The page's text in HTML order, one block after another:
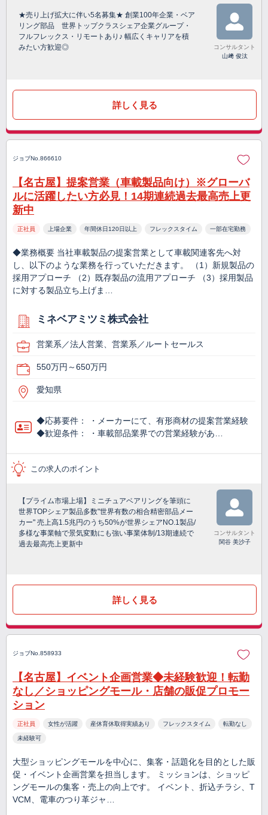
★売り上げ拡大に伴い5名募集★ 創業100年企業・ベア
リング部品 世界トップクラスシェア企業グループ・
フルフレックス・リモートあり♪ 幅広くキャリアを積
みたい方歓迎◎
コンサルタント
山﨑 俊汰
詳しく見る
ジョブNo.866610
【名古屋】提案営業（車載製品向け）※グローバ
ルに活躍したい方必見！14期連続過去最高売上更
新中
正社員 上場企業 年間休日120日以上 フレックスタイム 一部在宅勤務
◆業務概要 当社車載製品の提案営業として車載関連客先へ対
し、以下のような業務を行っていただきます。 （1）新規製品の
採用アプローチ （2）既存製品の流用アプローチ （3）採用製品
に対する製品立ち上げま…
ミネベアミツミ株式会社
営業系／法人営業、営業系／ルートセールス
550万円～650万円
愛知県
◆応募要件： ・メーカーにて、有形商材の提案営業経験
◆歓迎条件： ・車載部品業界での営業経験があ…
この求人のポイント
【プライム市場上場】ミニチュアベアリングを筆頭に
世界TOPシェア製品多数"世界有数の相合精密部品メー
カー" 売上高1.5兆円のうち50%が世界シェアNO.1製品/
多様な事業軸で景気変動にも強い事業体制/13期連続で
過去最高売上更新中
コンサルタント
関谷 美沙子
詳しく見る
ジョブNo.858933
【名古屋】イベント企画営業◆未経験歓迎！転勤
なし／ショッピングモール・店舗の販促プロモー
ション
正社員 女性が活躍 産休育休取得実績あり フレックスタイム 転勤なし
未経験可
大型ショッピングモールを中心に、集客・話題化を目的とした販
促・イベント企画営業を担当します。 ミッションは、ショッピ
ングモールの集客・売上の向上です。 イベント、折込チラシ、T
VCM、電車のつり革ジャ…